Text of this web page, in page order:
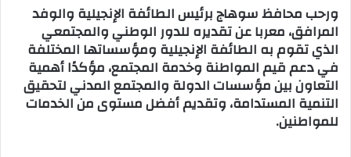
ورحب محافظ سوهاج برئيس الطائفة الإنجيلية والوفد
المرافق، معربا عن تقديره للدور الوطني والمجتمعي
الذي تقوم به الطائفة الإنجيلية ومؤسساتها المختلفة
في دعم قيم المواطنة وخدمة المجتمع، مؤكدًا أهمية
التعاون بين مؤسسات الدولة والمجتمع المدني لتحقيق
التنمية المستدامة، وتقديم أفضل مستوى من الخدمات
للمواطنين.